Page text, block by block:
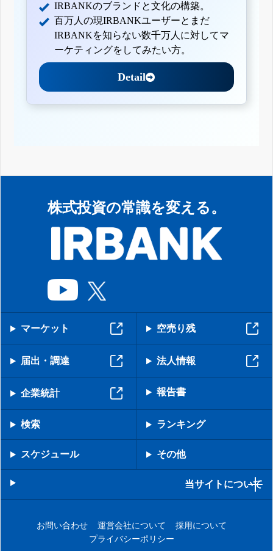
IRBANKのブランドと文化の構築。
百万人の現IRBANKユーザーとまだ
IRBANKを知らない数千万人に対してマ
ーケティングをしてみたい方。
Detail
株式投資の常識を変える。
マーケット 空売り残
届出・調達 法人情報
企業統計 報告書
検索 ランキング
スケジュール その他
当サイトについて
お問い合わせ 運営会社について
採用について
プライバシーポリシー